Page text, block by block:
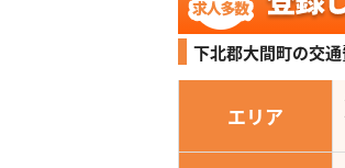
下北郡大間町の交
エリア